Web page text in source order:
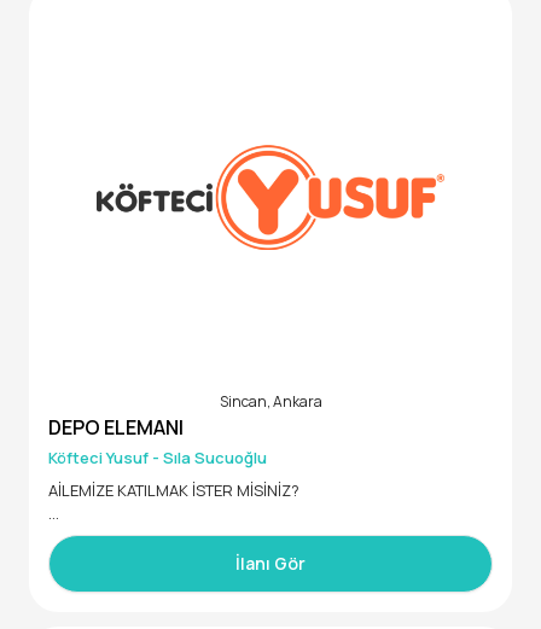
Malzeme taşıma, yükleme ve boşaltma faaliyetlerini güvenli
bir şekilde gerçekleştirmek.
Aranan Nitelikler
En az ilköğretim veya lise mezunu,
Sincan, Ankara
DEPO ELEMANI
Köfteci Yusuf - Sıla Sucuoğlu
AİLEMİZE KATILMAK İSTER MİSİNİZ?
• 37.422TL GİRİŞ MAAŞI
• ÖZEL SAĞLIK SİGORTASI
• AYLIK GIDA YARDIMI
İlanı Gör